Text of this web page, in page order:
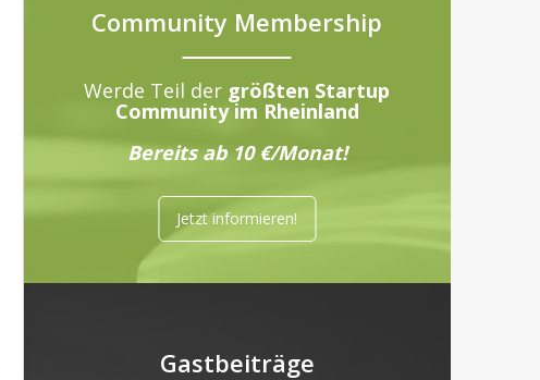
Community Membership
Werde Teil der größten Startup
Community im Rheinland
Bereits ab 10 €/Monat!
Jetzt informieren!
Gastbeiträge